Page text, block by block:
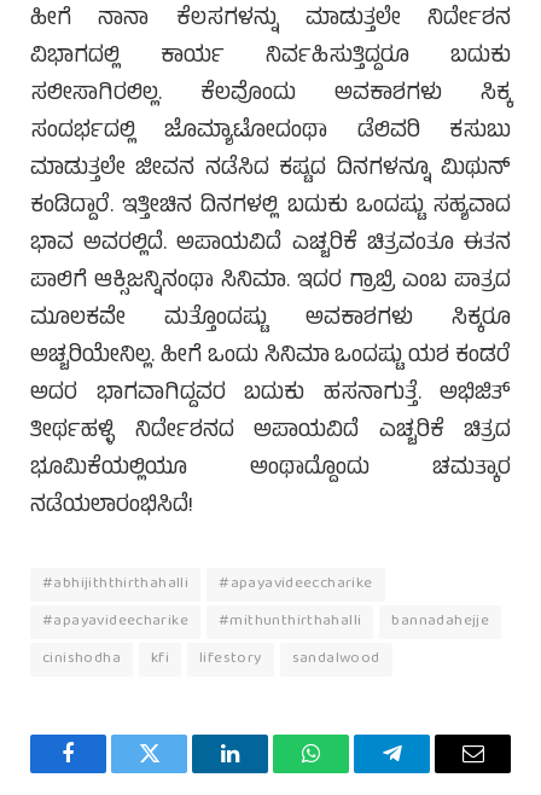
ಹೀಗೆ ನಾನಾ ಕೆಲಸಗಳನ್ನು ಮಾಡುತ್ತಲೇ ನಿರ್ದೇಶನ
ವಿಭಾಗದಲ್ಲಿ ಕಾರ್ಯ ನಿರ್ವಹಿಸುತ್ತಿದ್ದರೂ ಬದುಕು
ಸಲೀಸಾಗಿರಲಿಲ್ಲ. ಕೆಲವೊಂದು ಅವಕಾಶಗಳು ಸಿಕ್ಕ
ಸಂದರ್ಭದಲ್ಲಿ ಜೊಮ್ಯಾಟೋದಂಥಾ ಡೆಲಿವರಿ ಕಸುಬು
ಮಾಡುತ್ತಲೇ ಜೀವನ ನಡೆಸಿದ ಕಷ್ಟದ ದಿನಗಳನ್ನೂ ಮಿಥುನ್
ಕಂಡಿದ್ದಾರೆ. ಇತ್ತೀಚಿನ ದಿನಗಳಲ್ಲಿ ಬದುಕು ಒಂದಷ್ಟು ಸಹ್ಯವಾದ
ಭಾವ ಅವರಲ್ಲಿದೆ. ಅಪಾಯವಿದೆ ಎಚ್ಚರಿಕೆ ಚಿತ್ರವಂತೂ ಈತನ
ಪಾಲಿಗೆ ಆಕ್ಸಿಜನ್ನಿನಂಥಾ ಸಿನಿಮಾ. ಇದರ ಗ್ರಾಬ್ರಿ ಎಂಬ ಪಾತ್ರದ
ಮೂಲಕವೇ ಮತ್ತೊಂದಷ್ಟು ಅವಕಾಶಗಳು ಸಿಕ್ಕರೂ
ಅಚ್ಚರಿಯೇನಿಲ್ಲ. ಹೀಗೆ ಒಂದು ಸಿನಿಮಾ ಒಂದಷ್ಟು ಯಶ ಕಂಡರೆ
ಅದರ ಭಾಗವಾಗಿದ್ದವರ ಬದುಕು ಹಸನಾಗುತ್ತೆ. ಅಭಿಜಿತ್
ತೀರ್ಥಹಳ್ಳಿ ನಿರ್ದೇಶನದ ಅಪಾಯವಿದೆ ಎಚ್ಚರಿಕೆ ಚಿತ್ರದ
ಭೂಮಿಕೆಯಲ್ಲಿಯೂ ಅಂಥಾದ್ದೊಂದು ಚಮತ್ಕಾರ
ನಡೆಯಲಾರಂಭಿಸಿದೆ!
#abhijiththirthahalli
#apayavideeccharike
#apayavideecharike
#mithunthirthahalli
bannadahejje
cinishodha
kfi lifestory sandalwood
FacebookTwitter LinkedInWhatsAppTelegramEmail